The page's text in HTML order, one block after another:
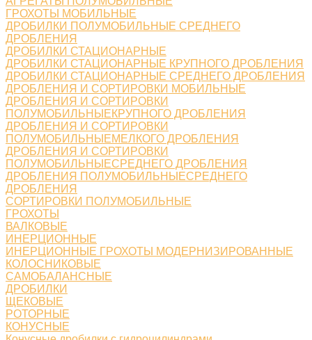
ГРОХОТЫ МОБИЛЬНЫЕ
ДРОБИЛКИ ПОЛУМОБИЛЬНЫЕ СРЕДНЕГО
ДРОБЛЕНИЯ
ДРОБИЛКИ СТАЦИОНАРНЫЕ
ДРОБИЛКИ СТАЦИОНАРНЫЕ КРУПНОГО ДРОБЛЕНИЯ
ДРОБИЛКИ СТАЦИОНАРНЫЕ СРЕДНЕГО ДРОБЛЕНИЯ
ДРОБЛЕНИЯ И СОРТИРОВКИ МОБИЛЬНЫЕ
ДРОБЛЕНИЯ И СОРТИРОВКИ
ПОЛУМОБИЛЬНЫЕКРУПНОГО ДРОБЛЕНИЯ
ДРОБЛЕНИЯ И СОРТИРОВКИ
ПОЛУМОБИЛЬНЫЕМЕЛКОГО ДРОБЛЕНИЯ
ДРОБЛЕНИЯ И СОРТИРОВКИ
ПОЛУМОБИЛЬНЫЕСРЕДНЕГО ДРОБЛЕНИЯ
ДРОБЛЕНИЯ ПОЛУМОБИЛЬНЫЕСРЕДНЕГО
ДРОБЛЕНИЯ
СОРТИРОВКИ ПОЛУМОБИЛЬНЫЕ
ГРОХОТЫ
ВАЛКОВЫЕ
ИНЕРЦИОННЫЕ
ИНЕРЦИОННЫЕ ГРОХОТЫ МОДЕРНИЗИРОВАННЫЕ
КОЛОСНИКОВЫЕ
САМОБАЛАНСНЫЕ
ДРОБИЛКИ
ЩЕКОВЫЕ
РОТОРНЫЕ
КОНУСНЫЕ